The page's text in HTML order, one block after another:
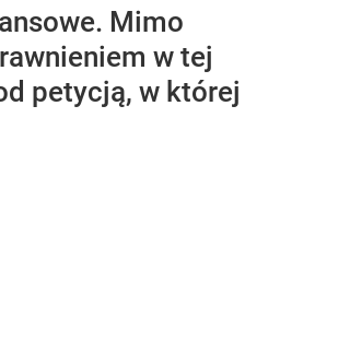
Mimo
w tej
petycją, w której